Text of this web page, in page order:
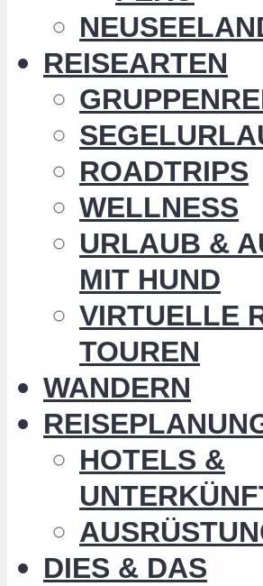
REISEARTEN
ROADTRIPS
WELLNESS
URLAUB &
MIT HUND
VIRTUELLE
TOUREN
WANDERN
HOTELS &
DIES & DAS